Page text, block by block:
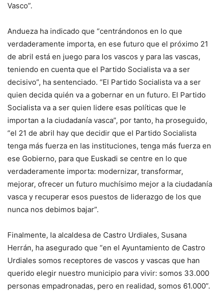
Vasco”.
Andueza ha indicado que “centrándonos en lo que
verdaderamente importa, en ese futuro que el próximo 21
de abril está en juego para los vascos y para las vascas,
teniendo en cuenta que el Partido Socialista va a ser
decisivo”, ha sentenciado. “El Partido Socialista va a ser
quien decida quién va a gobernar en un futuro. El Partido
Socialista va a ser quien lidere esas políticas que le
importan a la ciudadanía vasca”, por tanto, ha proseguido,
“el 21 de abril hay que decidir que el Partido Socialista
tenga más fuerza en las instituciones, tenga más fuerza en
ese Gobierno, para que Euskadi se centre en lo que
verdaderamente importa: modernizar, transformar,
mejorar, ofrecer un futuro muchísimo mejor a la ciudadanía
vasca y recuperar esos puestos de liderazgo de los que
nunca nos debimos bajar”.
Finalmente, la alcaldesa de Castro Urdiales, Susana
Herrán, ha asegurado que “en el Ayuntamiento de Castro
Urdiales somos receptores de vascos y vascas que han
querido elegir nuestro municipio para vivir: somos 33.000
personas empadronadas, pero en realidad, somos 61.000”.